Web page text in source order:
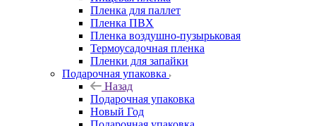
Пленка для паллет
Пленка ПВХ
Пленка воздушно-пузырьковая
Термоусадочная пленка
Пленки для запайки
Подарочная упаковка
Назад
Подарочная упаковка
Новый Год